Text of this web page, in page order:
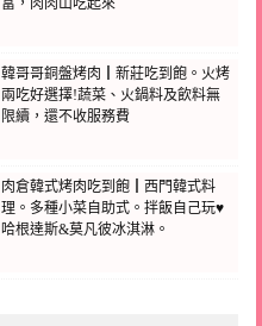
富，肉肉山吃起來
韓哥哥銅盤烤肉┃新莊吃到飽。火烤
兩吃好選擇!蔬菜、火鍋料及飲料無
限續，還不收服務費
肉倉韓式烤肉吃到飽┃西門韓式料
理。多種小菜自助式。拌飯自己玩♥
哈根達斯&莫凡彼冰淇淋。